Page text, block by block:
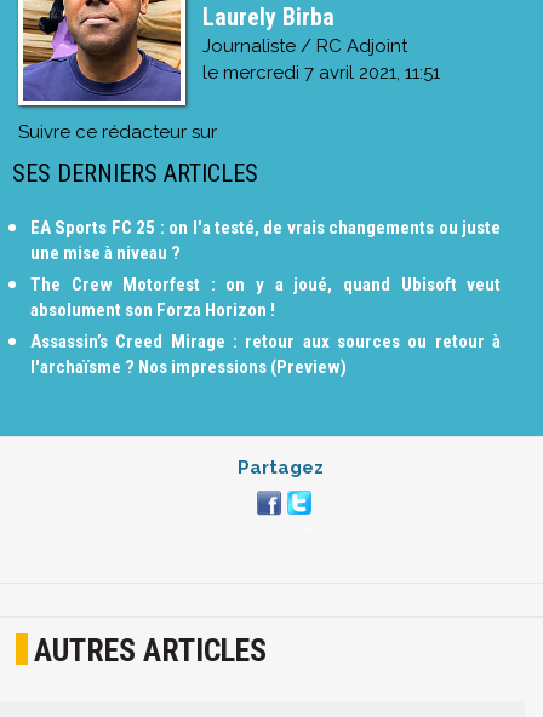
Laurely Birba
Journaliste / RC Adjoint
le mercredi 7 avril 2021, 11:51
Suivre ce rédacteur sur
SES DERNIERS ARTICLES
EA Sports FC 25 : on l'a testé, de vrais changements ou juste
une mise à niveau ?
The Crew Motorfest : on y a joué, quand Ubisoft veut
absolument son Forza Horizon !
Assassin’s Creed Mirage : retour aux sources ou retour à
l'archaïsme ? Nos impressions (Preview)
Partagez
AUTRES ARTICLES